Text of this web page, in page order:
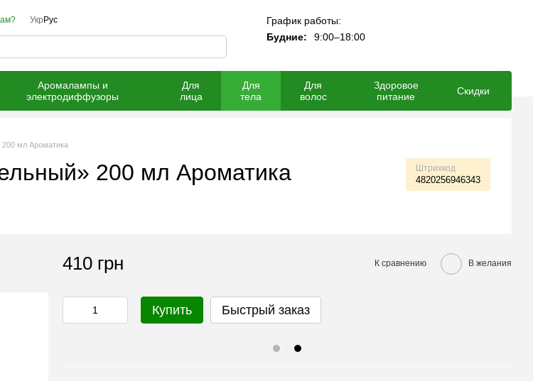
Укр Рус
График работы:
Будние:
9:00–18:00
Аромалампы и
электродиффузоры
Для
лица
Для
тела
Для
волос
Здоровое
питание
Скидки
200 мл Ароматика
200 мл Ароматика Штрихкод
4820256946343
410 грн К сравнению В желания
Купить Быстрый заказ